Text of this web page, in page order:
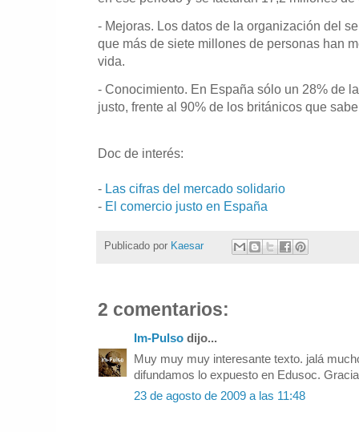
- Mejoras. Los datos de la organización del
que más de siete millones de personas han
vida.
- Conocimiento. En España sólo un 28% de
justo, frente al 90% de los británicos que
Doc de interés:
- Las cifras del mercado solidario
- El comercio justo en España
Publicado por Kaesar
2 comentarios:
Im-Pulso dijo...
Muy muy muy interesante texto. jalá
difundamos lo expuesto en Edusoc.
23 de agosto de 2009 a las 11:48